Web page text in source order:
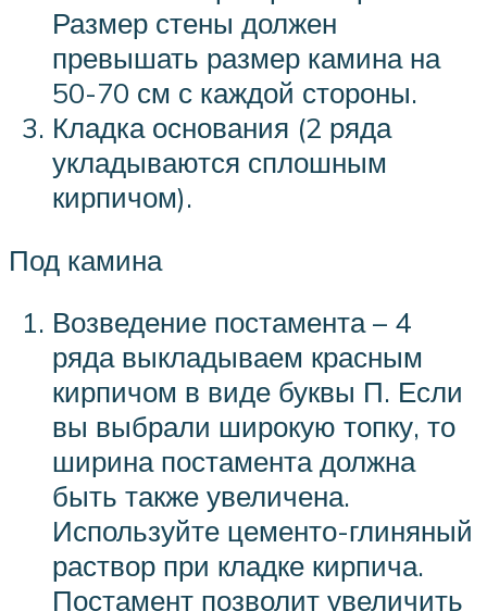
Размер стены должен
превышать размер камина на
50-70 см с каждой стороны.
Кладка основания (2 ряда
укладываются сплошным
кирпичом).
Под камина
Возведение постамента – 4
ряда выкладываем красным
кирпичом в виде буквы П. Если
вы выбрали широкую топку, то
ширина постамента должна
быть также увеличена.
Используйте цементо-глиняный
раствор при кладке кирпича.
Постамент позволит увеличить